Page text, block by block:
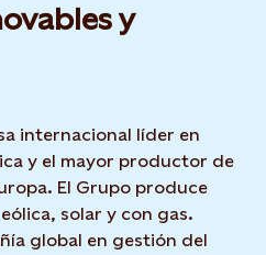
y
internacional líder en
y el mayor productor de
El Grupo produce
solar y con gas.
global en gestión del